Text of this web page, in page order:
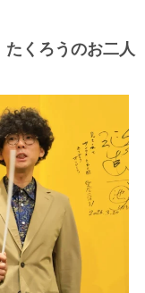
たくろうのお二人